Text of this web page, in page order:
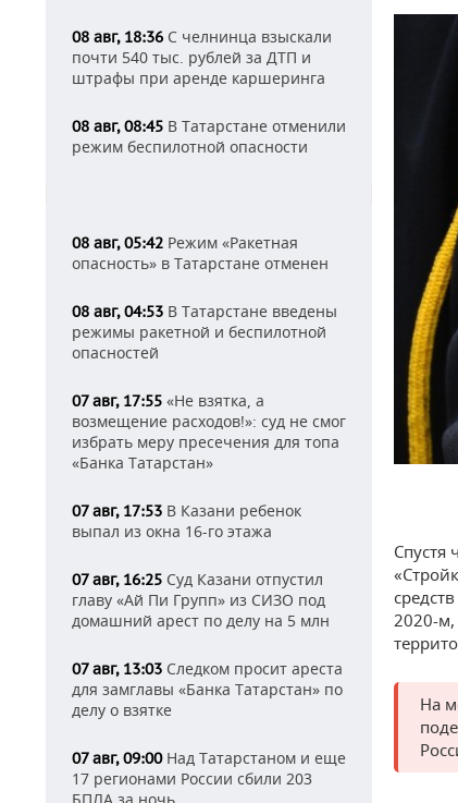
08 авг, 18:36 С челнинца взыскали
почти 540 тыс. рублей за ДТП и
штрафы при аренде каршеринга
08 авг, 08:45 В Татарстане отменили
режим беспилотной опасности
08 авг, 05:42 Режим «Ракетная
опасность» в Татарстане отменен
08 авг, 04:53 В Татарстане введены
режимы ракетной и беспилотной
опасностей
07 авг, 17:55 «Не взятка, а
возмещение расходов!»: суд не смог
избрать меру пресечения для топа
«Банка Татарстан»
07 авг, 17:53 В Казани ребенок
выпал из окна 16-го этажа
07 авг, 16:25 Суд Казани отпустил
главу «Ай Пи Групп» из СИЗО под
домашний арест по делу на 5 млн
07 авг, 13:03 Следком просит ареста
для замглавы «Банка Татарстан» по
делу о взятке
07 авг, 09:00Над Татарстаном и еще
17 регионами России сбили 203
Спустя
2020-м,
На